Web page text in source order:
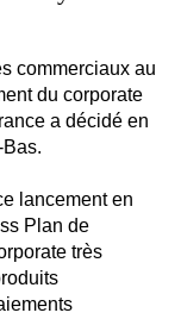
commerciaux au
du corporate
a décidé en
lancement en
Plan de
très